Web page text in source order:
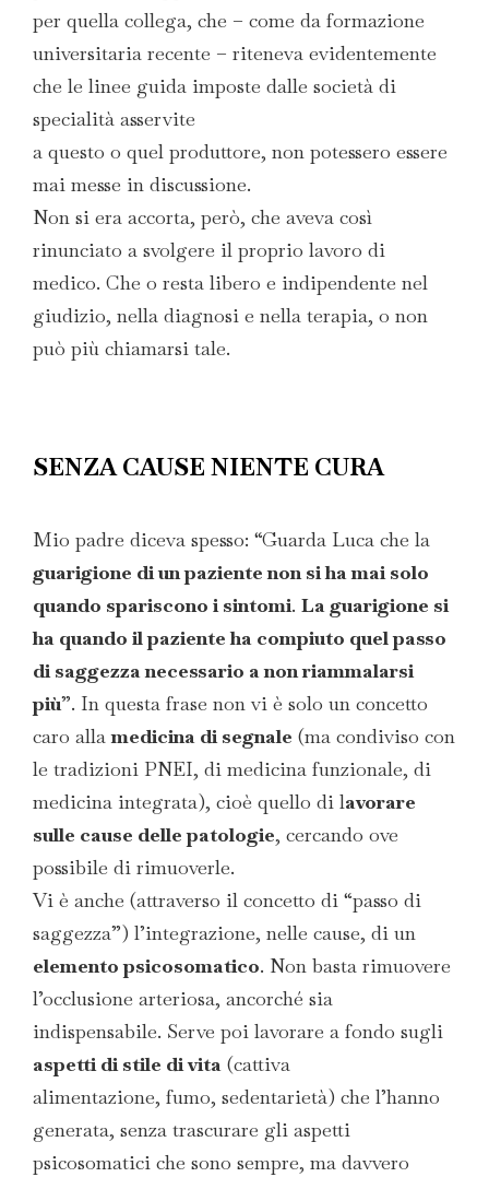
per quella collega, che – come da formazione
universitaria recente – riteneva evidentemente
che le linee guida imposte dalle società di
specialità asservite
a questo o quel produttore, non potessero essere
mai messe in discussione.
Non si era accorta, però, che aveva così
rinunciato a svolgere il proprio lavoro di
medico. Che o resta libero e indipendente nel
giudizio, nella diagnosi e nella terapia, o non
può più chiamarsi tale.
SENZA CAUSE NIENTE CURA
Mio padre diceva spesso: “Guarda Luca che la
guarigione di un paziente non si ha mai solo
quando spariscono i sintomi. La guarigione si
ha quando il paziente ha compiuto quel passo
di saggezza necessario a non riammalarsi
più”. In questa frase non vi è solo un concetto
caro allamedicina di segnale (ma condiviso con
le tradizioni PNEI, di medicina funzionale, di
medicina integrata), cioè quello di lavorare
sulle cause delle patologie, cercando ove
possibile di rimuoverle.
Vi è anche (attraverso il concetto di “passo di
saggezza”) l’integrazione, nelle cause, di un
elemento psicosomatico. Non basta rimuovere
l’occlusione arteriosa, ancorché sia
indispensabile. Serve poi lavorare a fondo sugli
aspetti di stile di vita (cattiva
alimentazione, fumo, sedentarietà) che l’hanno
generata, senza trascurare gli aspetti
psicosomatici che sono sempre, ma davvero